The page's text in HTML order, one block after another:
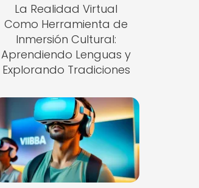
La Realidad Virtual
Como Herramienta de
Inmersión Cultural:
Aprendiendo Lenguas y
Explorando Tradiciones